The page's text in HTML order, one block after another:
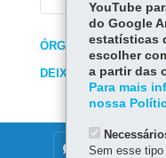
ÓRGÃO
DEIXE SUA OPINIÃO
DENUNCIE
YouTube
do Google
estatísticas
escolher
a partir das
Para mais
nossa
Sem esse